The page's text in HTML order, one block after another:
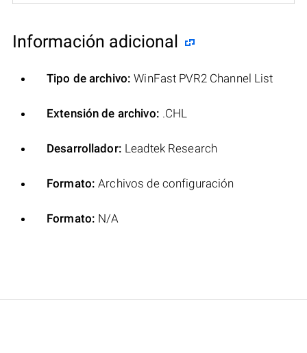
Información adicional
Tipo de archivo: WinFast PVR2 Channel List
Extensión de archivo: .CHL
Desarrollador: Leadtek Research
Formato: Archivos de configuración
Formato: N/A